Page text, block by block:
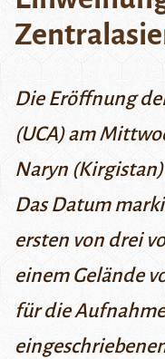
Die Eröffnung
(UCA) am
Naryn
Das Datum
ersten von drei
einem Gelände
für die